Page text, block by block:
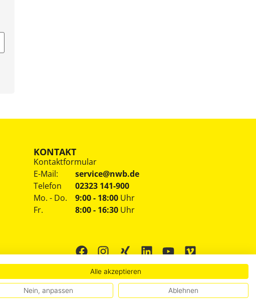
KONTAKT
Kontaktformular
E-Mail:
service@nwb.de
Telefon
02323 141-900
Mo. - Do.
Fr.
9:00 - 18:00 Uhr
8:00 - 16:30 Uhr
Alle akzeptieren
Nein, anpassen Ablehnen